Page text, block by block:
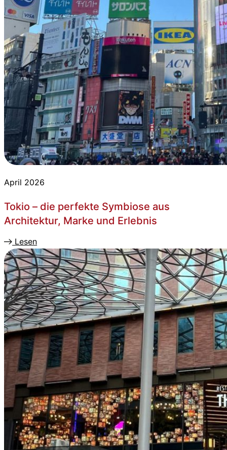
April 2026
Tokio – die perfekte Symbiose aus
Architektur, Marke und Erlebnis
Lesen